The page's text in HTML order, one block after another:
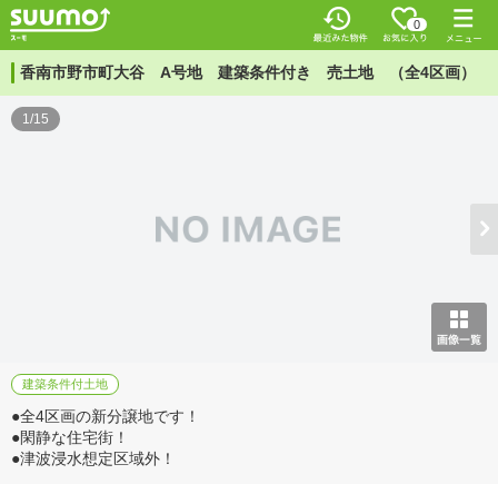
0
香南市野市町大谷 A号地 建築条件付き 売土地 （全4区画）
1/15
建築条件付土地
●全4区画の新分譲地です！
●閑静な住宅街！
●津波浸水想定区域外！